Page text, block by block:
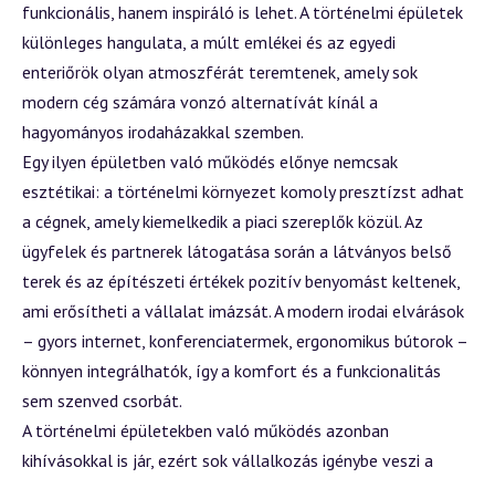
funkcionális, hanem inspiráló is lehet. A történelmi épületek
különleges hangulata, a múlt emlékei és az egyedi
enteriőrök olyan atmoszférát teremtenek, amely sok
modern cég számára vonzó alternatívát kínál a
hagyományos irodaházakkal szemben.
Egy ilyen épületben való működés előnye nemcsak
esztétikai: a történelmi környezet komoly presztízst adhat
a cégnek, amely kiemelkedik a piaci szereplők közül. Az
ügyfelek és partnerek látogatása során a látványos belső
terek és az építészeti értékek pozitív benyomást keltenek,
ami erősítheti a vállalat imázsát. A modern irodai elvárások
– gyors internet, konferenciatermek, ergonomikus bútorok –
könnyen integrálhatók, így a komfort és a funkcionalitás
sem szenved csorbát.
A történelmi épületekben való működés azonban
kihívásokkal is jár, ezért sok vállalkozás igénybe veszi a